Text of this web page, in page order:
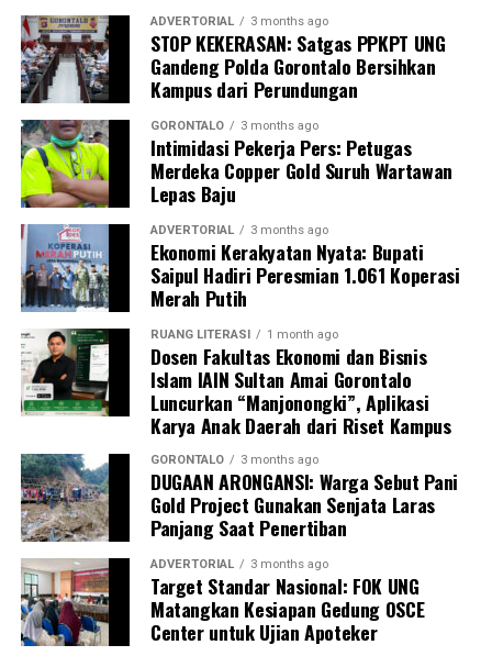
“Penyelamatan jiwa ibu hamil saat bencana tidak bisa
hanya bergantung pada fasilitas kesehatan formal.
Harus ada sistem kesiapsiagaan berbasis masyarakat
yang solid. Kehadiran buku panduan ini memperjelas
alur koordinasi penanganan darurat di lapangan,” ujar
DPL KKN.
Pelatihan berlangsung interaktif lewat simulasi
penanganan awal, diskusi kasus, hingga penyamaan
persepsi peran keluarga dalam pengawasan masa
kehamilan.
InisiatifBUMIL TANGGUHmenjadi wujud nyata
komitmen KKN Profesi Kesehatan UNG 2026 dalam
mengoptimalkan pengawasan kehamilan risiko tinggi.
Melalui sinergi mahasiswa, kader, dan pemerintah desa,
UNG berharap terbangun sistem mitigasi kebencanan
maternal yang tanggap, terintegrasi, dan berkelanjutan.
ADVERTORIAL 3 months ago
STOP KEKERASAN: Satgas PPKPT UNG
Gandeng Polda Gorontalo Bersihkan
Kampus dari Perundungan
GORONTALO 3 months ago
Intimidasi Pekerja Pers: Petugas
Merdeka Copper Gold Suruh Wartawan
Lepas Baju
ADVERTORIAL 3 months ago
Ekonomi Kerakyatan Nyata: Bupati
Saipul Hadiri Peresmian 1.061 Koperasi
Merah Putih
RUANG LITERASI 1 month ago
Dosen Fakultas Ekonomi dan Bisnis
Islam IAIN Sultan Amai Gorontalo
Luncurkan “Manjonongki”, Aplikasi
Karya Anak Daerah dari Riset Kampus
GORONTALO 3 months ago
DUGAAN ARONGANSI: Warga Sebut Pani
Gold Project Gunakan Senjata Laras
Panjang Saat Penertiban
ADVERTORIAL 3 months ago
Target Standar Nasional: FOK UNG
Matangkan Kesiapan Gedung OSCE
Center untuk Ujian Apoteker